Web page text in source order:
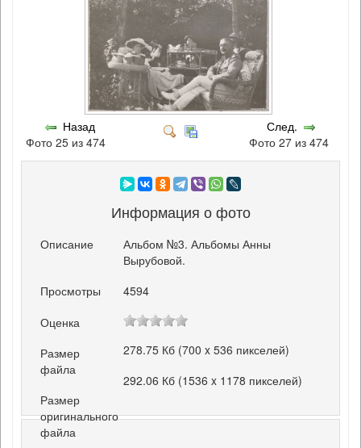
Назад
Фото 25 из 474
След.
Фото 27 из 474
Информация о фото
Описание
Альбом №3. Альбомы Анны
Вырубовой.
Просмотры
4594
Оценка
Размер
файла
278.75 Кб (700 x 536 пикселей)
Размер
оригинального
файла
292.06 Кб (1536 x 1178 пикселей)